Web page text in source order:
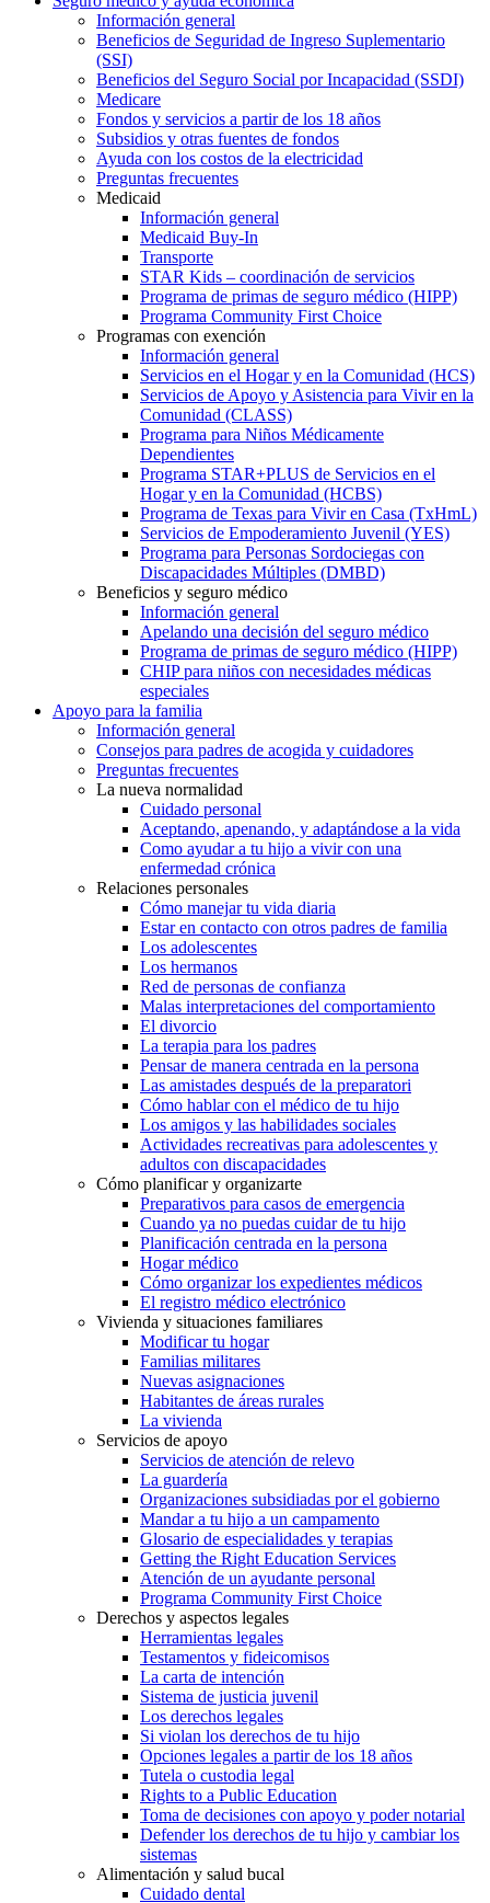
Información general
Beneficios de Seguridad de Ingreso Suplementario
(SSI)
Beneficios del Seguro Social por Incapacidad (SSDI)
Medicare
Fondos y servicios a partir de los 18 años
Subsidios y otras fuentes de fondos
Ayuda con los costos de la electricidad
Preguntas frecuentes
Medicaid
Información general
Medicaid Buy-In
Transporte
STAR Kids – coordinación de servicios
Programa de primas de seguro médico (HIPP)
Programa Community First Choice
Programas con exención
Información general
Servicios en el Hogar y en la Comunidad (HCS)
Servicios de Apoyo y Asistencia para Vivir en la
Comunidad (CLASS)
Programa para Niños Médicamente
Dependientes
Programa STAR+PLUS de Servicios en el
Hogar y en la Comunidad (HCBS)
Programa de Texas para Vivir en Casa (TxHmL)
Servicios de Empoderamiento Juvenil (YES)
Programa para Personas Sordociegas con
Discapacidades Múltiples (DMBD)
Beneficios y seguro médico
Información general
Apelando una decisión del seguro médico
Programa de primas de seguro médico (HIPP)
CHIP para niños con necesidades médicas
especiales
Apoyo para la familia
Información general
Consejos para padres de acogida y cuidadores
Preguntas frecuentes
La nueva normalidad
Cuidado personal
Aceptando, apenando, y adaptándose a la vida
Como ayudar a tu hijo a vivir con una
enfermedad crónica
Relaciones personales
Cómo manejar tu vida diaria
Estar en contacto con otros padres de familia
Los adolescentes
Los hermanos
Red de personas de confianza
Malas interpretaciones del comportamiento
El divorcio
La terapia para los padres
Pensar de manera centrada en la persona
Las amistades después de la preparatori
Cómo hablar con el médico de tu hijo
Los amigos y las habilidades sociales
Actividades recreativas para adolescentes y
adultos con discapacidades
Cómo planificar y organizarte
Preparativos para casos de emergencia
Cuando ya no puedas cuidar de tu hijo
Planificación centrada en la persona
Hogar médico
Cómo organizar los expedientes médicos
El registro médico electrónico
Vivienda y situaciones familiares
Modificar tu hogar
Familias militares
Nuevas asignaciones
Habitantes de áreas rurales
La vivienda
Servicios de apoyo
Servicios de atención de relevo
La guardería
Organizaciones subsidiadas por el gobierno
Mandar a tu hijo a un campamento
Glosario de especialidades y terapias
Getting the Right Education Services
Atención de un ayudante personal
Programa Community First Choice
Derechos y aspectos legales
Herramientas legales
Testamentos y fideicomisos
La carta de intención
Sistema de justicia juvenil
Los derechos legales
Si violan los derechos de tu hijo
Opciones legales a partir de los 18 años
Tutela o custodia legal
Rights to a Public Education
Toma de decisiones con apoyo y poder notarial
Defender los derechos de tu hijo y cambiar los
sistemas
Alimentación y salud bucal
Cuidado dental